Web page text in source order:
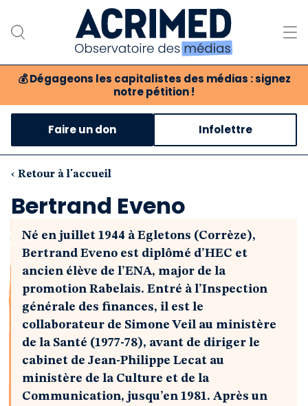
💰 Dégageons les capitalistes des médias : signez
notre pétition !
Notre association
Notre critique des médias
Nos propositions
Notre revue
Boutique
Faire un don Infolettre
‹ Retour à l'accueil
Bertrand Eveno
Né en juillet 1944 à Egletons (Corrèze),
Bertrand Eveno est diplômé d’HEC et
ancien élève de l’ENA, major de la
promotion Rabelais. Entré à l’Inspection
générale des finances, il est le
collaborateur de Simone Veil au ministère
de la Santé (1977-78), avant de diriger le
cabinet de Jean-Philippe Lecat au
ministère de la Culture et de la
Communication, jusqu’en 1981. Après un